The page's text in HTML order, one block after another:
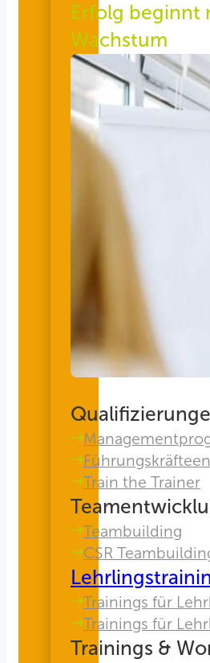
Erfolg beginnt
Wachstum
Train the Trainer
Teambuilding
CSR
Trainings für
Trainings für
Trainings &